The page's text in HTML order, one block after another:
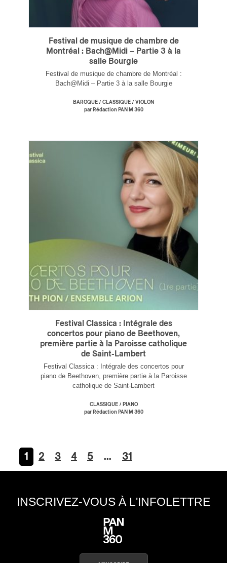
Festival de musique de chambre de
Montréal : Bach@Midi – Partie 3 à la
salle Bourgie
Festival de musique de chambre de Montréal :
Bach@Midi – Partie 3 à la salle Bourgie
BAROQUE / CLASSIQUE / VIOLON
par Rédaction PAN M 360
Festival Classica : Intégrale des
concertos pour piano de Beethoven,
première partie à la Paroisse catholique
de Saint-Lambert
Festival Classica : Intégrale des concertos pour
piano de Beethoven, première partie à la Paroisse
catholique de Saint-Lambert
CLASSIQUE/ PIANO
par Rédaction PAN M 360
1 2 3 4 5 … 31
INSCRIVEZ-VOUS À L'INFOLETTRE